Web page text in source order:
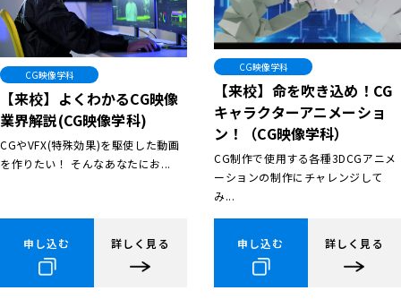
CG映像学科
【来校】よくわかるCG映像
業界解説(CG映像学科)
CGやVFX(特殊効果)を駆使した動画
を作りたい！ そんなあなたにお...
申し込む 詳しく見る
CG映像学科
【来校】命を吹き込め！CG
キャラクターアニメーショ
ン！（CG映像学科）
CG制作で使用する各種3DCGアニメ
ーションの制作にチャレンジして
み...
申し込む 詳しく見る